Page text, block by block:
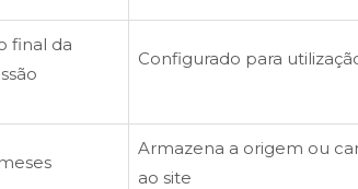
final da
Configurado para
Armazena a origem ou
ao site